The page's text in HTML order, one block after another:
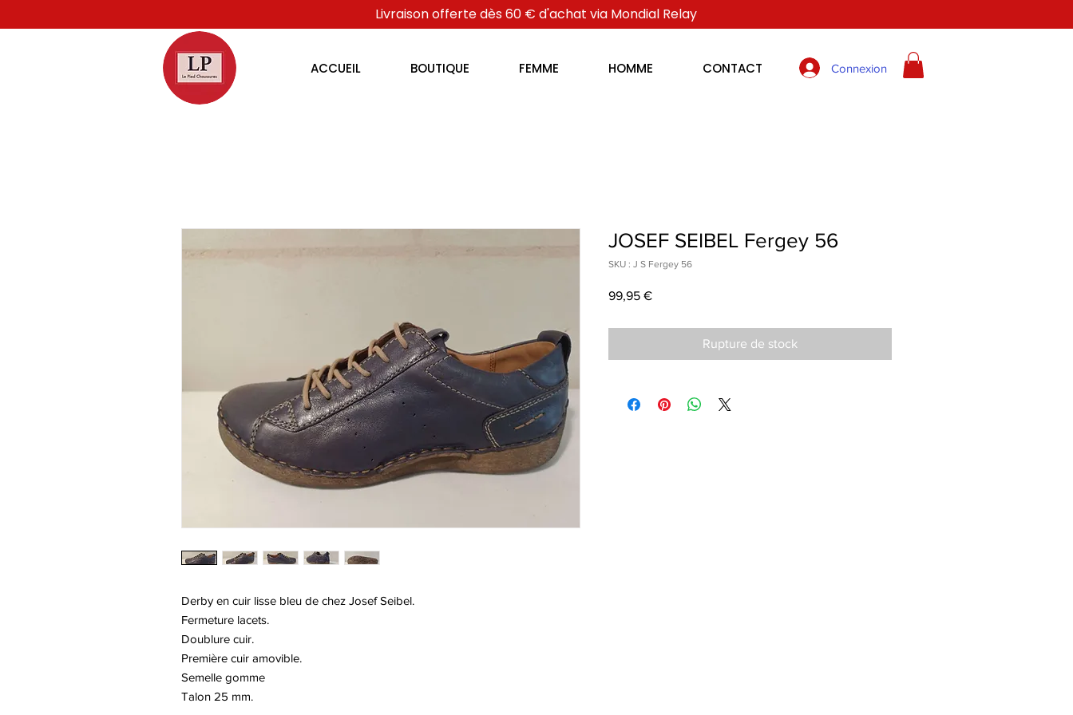
Livraison offerte dès 60 € d'achat via Mondial Relay
ACCUEIL BOUTIQUE FEMME HOMME CONTACT Connexion
Derby en cuir lisse bleu de chez Josef Seibel.
Fermeture lacets.
Doublure cuir.
Première cuir amovible.
Semelle gomme
Talon 25 mm.
JOSEF SEIBEL Fergey 56
SKU : J S Fergey 56
99,95 €Prix
Rupture de stock